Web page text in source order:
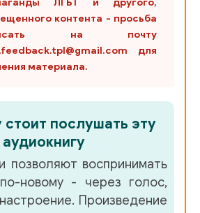
ЛГБТ и другого,
контента - просьба
на почту
для
материала.
стоит послушать эту
аудиокнигу
позволяют воспринимать
новому - через голос,
Произведение